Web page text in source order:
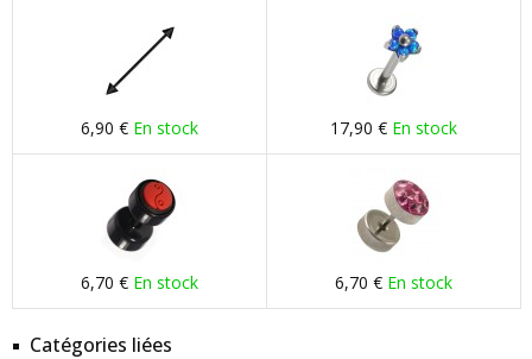
6,90 € En stock 17,90 € En stock
6,70 € En stock 6,70 € En stock
Catégories liées